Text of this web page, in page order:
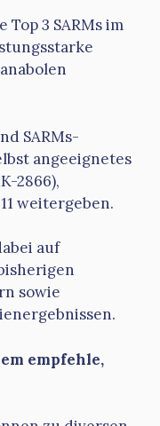
3 SARMs im
SARMs-
angeeignetes
2866),
weitergeben.
auf
sowie
empfehle,